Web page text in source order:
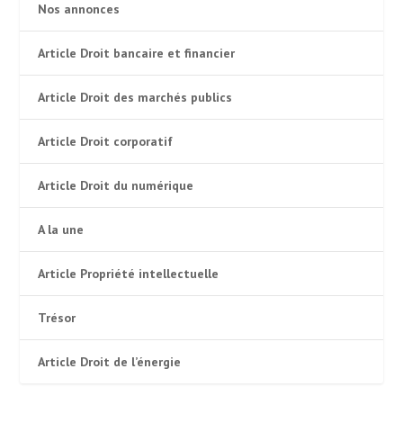
Nos annonces
Article Droit bancaire et financier
Article Droit des marchés publics
Article Droit corporatif
Article Droit du numérique
A la une
Article Propriété intellectuelle
Trésor
Article Droit de l’énergie